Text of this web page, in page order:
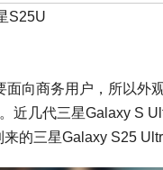
S25U
向商务用户，所以外
近几代三星Galaxy S
的三星Galaxy S25